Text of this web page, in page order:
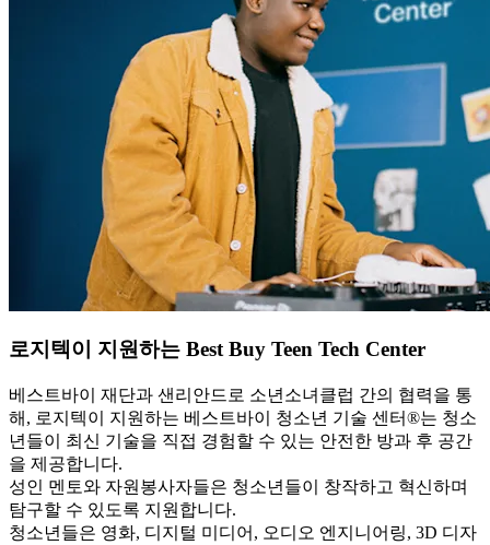
로지텍이 지원하는 Best Buy Teen Tech Center
베스트바이 재단과 샌리안드로 소년소녀클럽 간의 협력을 통
해, 로지텍이 지원하는 베스트바이 청소년 기술 센터®는 청소
년들이 최신 기술을 직접 경험할 수 있는 안전한 방과 후 공간
을 제공합니다.
성인 멘토와 자원봉사자들은 청소년들이 창작하고 혁신하며
탐구할 수 있도록 지원합니다.
청소년들은 영화, 디지털 미디어, 오디오 엔지니어링, 3D 디자